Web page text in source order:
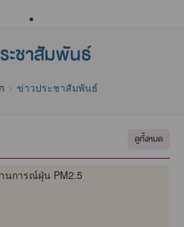
ะชาสัมพันธ์
ข่าวประชาสัมพันธ์
ดูทั้งหมด